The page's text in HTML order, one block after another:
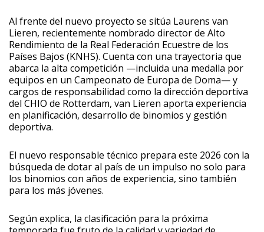
Al frente del nuevo proyecto se sitúa Laurens van
Lieren, recientemente nombrado director de Alto
Rendimiento de la Real Federación Ecuestre de los
Países Bajos (KNHS). Cuenta con una trayectoria que
abarca la alta competición —incluida una medalla por
equipos en un Campeonato de Europa de Doma— y
cargos de responsabilidad como la dirección deportiva
del CHIO de Rotterdam, van Lieren aporta experiencia
en planificación, desarrollo de binomios y gestión
deportiva.
El nuevo responsable técnico prepara este 2026 con la
búsqueda de dotar al país de un impulso no solo para
los binomios con años de experiencia, sino también
para los más jóvenes.
Según explica, la clasificación para la próxima